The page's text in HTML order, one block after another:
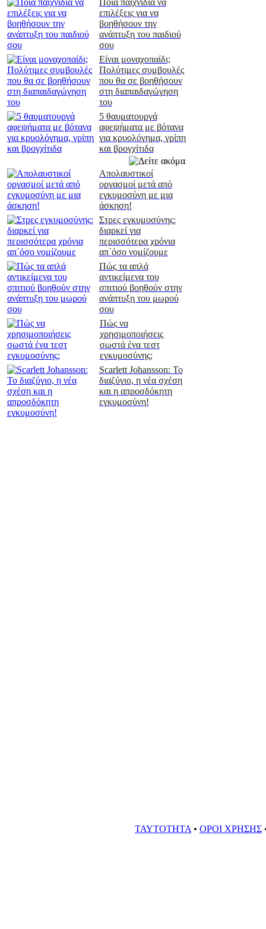
επιλέξεις για να
βοηθήσουν την
ανάπτυξη του παιδιού
σου
Είναι μοναχοπαίδι;
Πολύτιμες συμβουλές
που θα σε βοηθήσουν
στη διαπαιδαγώγηση
του
5 θαυματουργά
αφεψήματα με βότανα
για κρυολόγημα, γρίπη
και βρογχίτιδα
Απολαυστικοί
οργασμοί μετά από
εγκυμοσύνη με μια
άσκηση!
Στρες εγκυμοσύνης:
διαρκεί για
περισσότερα χρόνια
απ΄όσο νομίζουμε
Πώς τα απλά
αντικείμενα του
σπιτιού βοηθούν στην
ανάπτυξη του μωρού
σου
Πώς να
χρησιμοποιήσεις
σωστά ένα τεστ
εγκυμοσύνης;
Scarlett Johansson: Το
διαζύγιο, η νέα σχέση
και η απροσδόκητη
εγκυμοσύνη!
ΤΑΥΤΟΤΗΤΑ • ΟΡΟΙ ΧΡΗΣΗΣ